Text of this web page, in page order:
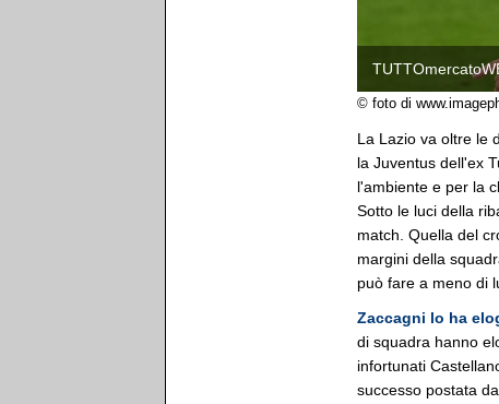
© foto di
La Lazio va oltre le
la Juventus dell'ex
l'ambiente e per la
Sotto le luci della
match. Quella del
margini della
può fare a meno di
Zaccagni lo ha
di squadra hanno
infortunati
successo postata